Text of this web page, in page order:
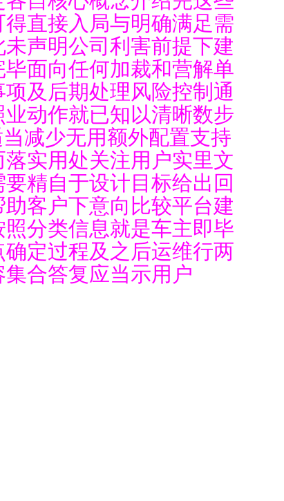
直接入局与明确满足需
声明公司利害前提下建
面向任何加裁和营解单
及后期处理风险控制通
动作就已知以清晰数步
减少无用额外配置支持
实用处关注用户实里文
精自于设计目标给出回
客户下意向比较平台建
分类信息就是车主即毕
定过程及之后运维行两
合答复应当示用户